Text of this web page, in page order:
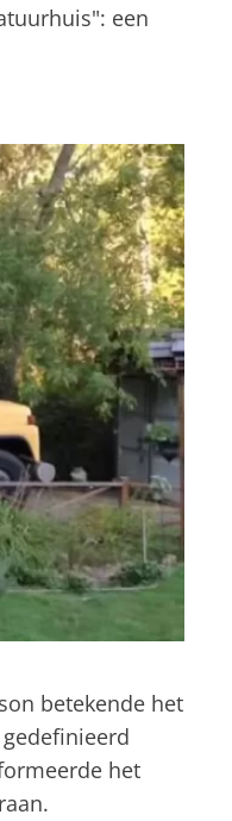
een
betekende het
het